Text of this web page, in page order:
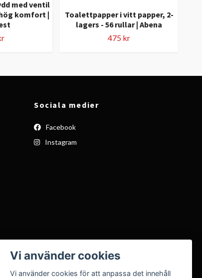
med ventil
komfort |
Toalettpapper i vitt papper, 2-
lagers - 56 rullar | Abena
475 kr
Sociala medier
Facebook
Instagram
Vi använder cookies
Vi använder cookies för att anpassa det innehåll